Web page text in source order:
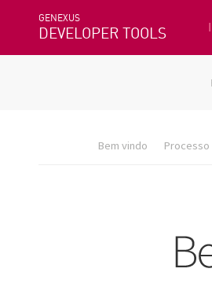
GENEXUS
DEVELOPER TOOLS
Bem vindo